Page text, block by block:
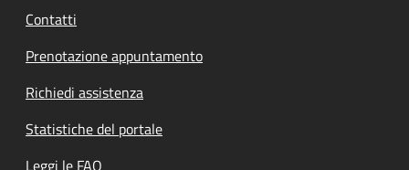
Contatti
Prenotazione appuntamento
Richiedi assistenza
Statistiche del portale
Leggi le FAQ